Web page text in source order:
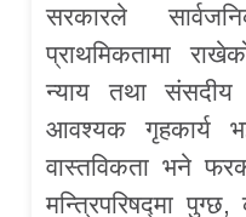
सरकारले
प्राथमिकतामा
न्याय तथा संसदीय
आवश्यक गृहकार्य
वास्तविकता भने
मन्त्रिपरिषद्मा